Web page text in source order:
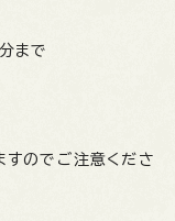
まで
すのでご注意くださ